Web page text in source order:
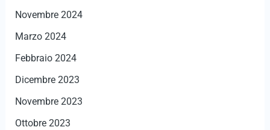
Novembre 2024
Marzo 2024
Febbraio 2024
Dicembre 2023
Novembre 2023
Ottobre 2023